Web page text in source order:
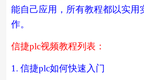
能自己应用，所有教程都以实用
作。
信捷plc视频教程列表：
1. 信捷plc如何快速入门